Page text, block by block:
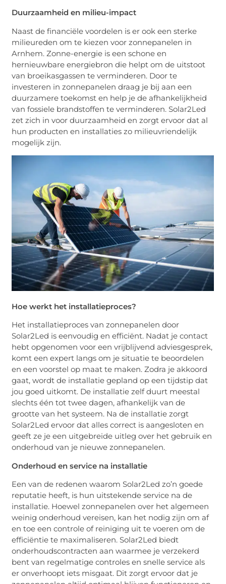
Duurzaamheid en milieu-impact
Naast de financiële voordelen is er ook een sterke
milieureden om te kiezen voor zonnepanelen in
Arnhem. Zonne-energie is een schone en
hernieuwbare energiebron die helpt om de uitstoot
van broeikasgassen te verminderen. Door te
investeren in zonnepanelen draag je bij aan een
duurzamere toekomst en help je de afhankelijkheid
van fossiele brandstoffen te verminderen. Solar2Led
zet zich in voor duurzaamheid en zorgt ervoor dat al
hun producten en installaties zo milieuvriendelijk
mogelijk zijn.
Hoe werkt het installatieproces?
Het installatieproces van zonnepanelen door
Solar2Led is eenvoudig en efficiënt. Nadat je contact
hebt opgenomen voor een vrijblijvend adviesgesprek,
komt een expert langs om je situatie te beoordelen
en een voorstel op maat te maken. Zodra je akkoord
gaat, wordt de installatie gepland op een tijdstip dat
jou goed uitkomt. De installatie zelf duurt meestal
slechts één tot twee dagen, afhankelijk van de
grootte van het systeem. Na de installatie zorgt
Solar2Led ervoor dat alles correct is aangesloten en
geeft ze je een uitgebreide uitleg over het gebruik en
onderhoud van je nieuwe zonnepanelen.
Onderhoud en service na installatie
Een van de redenen waarom Solar2Led zo’n goede
reputatie heeft, is hun uitstekende service na de
installatie. Hoewel zonnepanelen over het algemeen
weinig onderhoud vereisen, kan het nodig zijn om af
en toe een controle of reiniging uit te voeren om de
efficiëntie te maximaliseren. Solar2Led biedt
onderhoudscontracten aan waarmee je verzekerd
bent van regelmatige controles en snelle service als
er onverhoopt iets misgaat. Dit zorgt ervoor dat je